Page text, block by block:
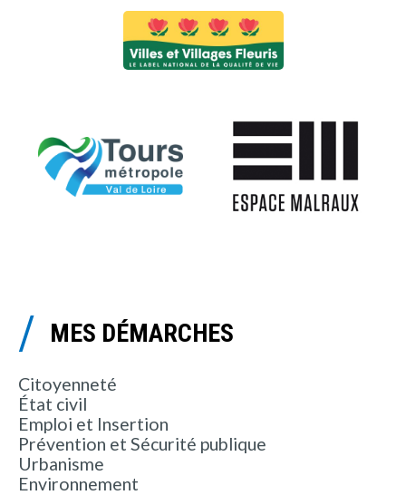
MES DÉMARCHES
Citoyenneté
État civil
Emploi et Insertion
Prévention et Sécurité publique
Urbanisme
Environnement